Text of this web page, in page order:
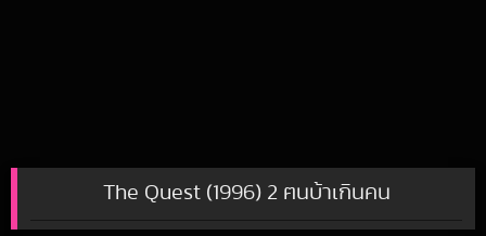
The Quest (1996) 2 ฅนบ้าเกินคน